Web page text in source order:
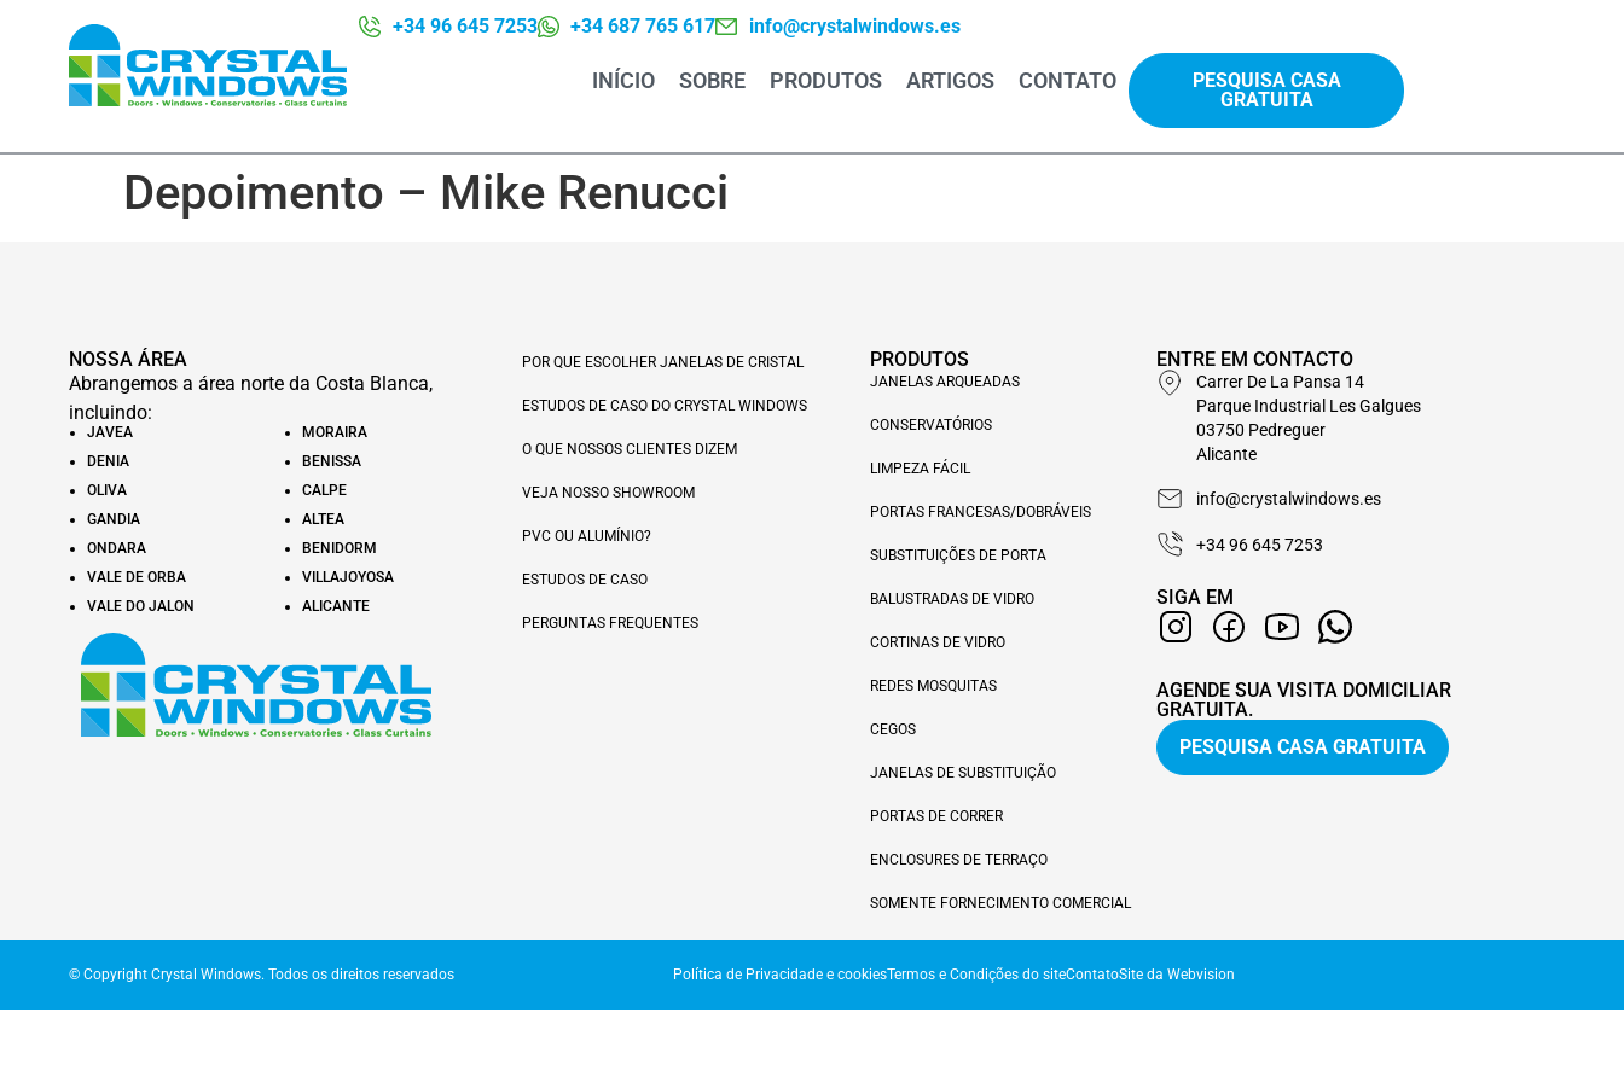
+34 96 645 7253 +34 687 765 617 info@crystalwindows.es
INÍCIO SOBRE PRODUTOS ARTIGOS CONTATO
PESQUISA CASA
GRATUITA
Depoimento – Mike Renucci
NOSSA ÁREA
Abrangemos a área norte da Costa Blanca,
incluindo:
JAVEA
DENIA
OLIVA
GANDIA
ONDARA
VALE DE ORBA
VALE DO JALON
MORAIRA
BENISSA
CALPE
ALTEA
BENIDORM
VILLAJOYOSA
ALICANTE
POR QUE ESCOLHER JANELAS DE CRISTAL
ESTUDOS DE CASO DO CRYSTAL WINDOWS
O QUE NOSSOS CLIENTES DIZEM
VEJA NOSSO SHOWROOM
PVC OU ALUMÍNIO?
ESTUDOS DE CASO
PERGUNTAS FREQUENTES
PRODUTOS
JANELAS ARQUEADAS
CONSERVATÓRIOS
LIMPEZA FÁCIL
PORTAS FRANCESAS/DOBRÁVEIS
SUBSTITUIÇÕES DE PORTA
BALUSTRADAS DE VIDRO
CORTINAS DE VIDRO
REDES MOSQUITAS
CEGOS
JANELAS DE SUBSTITUIÇÃO
PORTAS DE CORRER
ENCLOSURES DE TERRAÇO
SOMENTE FORNECIMENTO COMERCIAL
ENTRE EM CONTACTO
Carrer De La Pansa 14
Parque Industrial Les Galgues
03750 Pedreguer
Alicante
info@crystalwindows.es
+34 96 645 7253
SIGA EM
AGENDE SUA VISITA DOMICILIAR
GRATUITA.
PESQUISA CASA GRATUITA
© Copyright Crystal Windows. Todos os direitos reservados Política de Privacidade e cookiesTermos e Condições do siteContatoSite da Webvision